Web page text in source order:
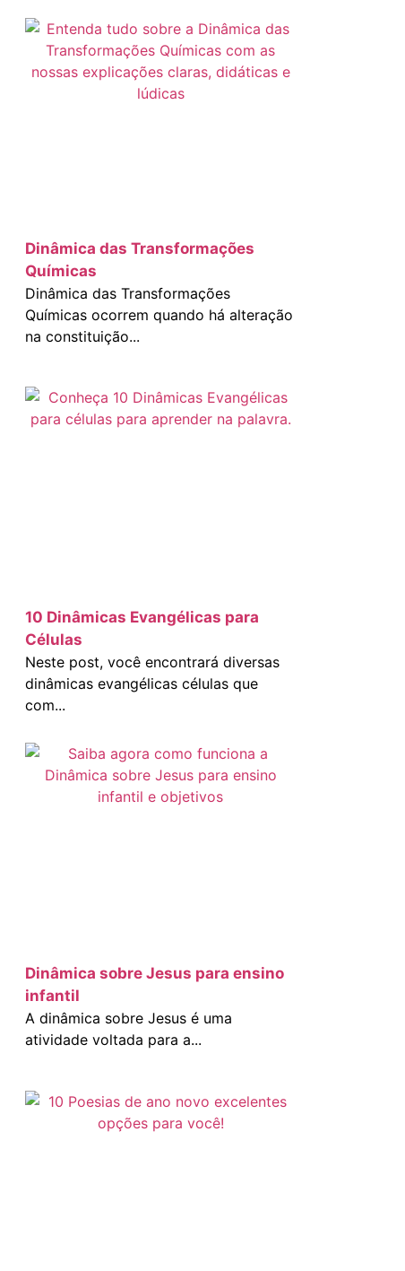
Dinâmica das Transformações
Químicas
Dinâmica das Transformações
Químicas ocorrem quando há alteração
na constituição...
10 Dinâmicas Evangélicas para
Células
Neste post, você encontrará diversas
dinâmicas evangélicas células que
com...
Dinâmica sobre Jesus para ensino
infantil
A dinâmica sobre Jesus é uma
atividade voltada para a...